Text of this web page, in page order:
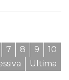
7 8 9
10
Ultima